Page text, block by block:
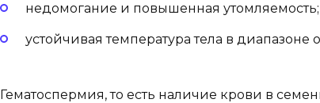
недомогание и повышенная утомляемость;
устойчивая температура тела в диапазоне
Гематоспермия, то есть наличие крови в